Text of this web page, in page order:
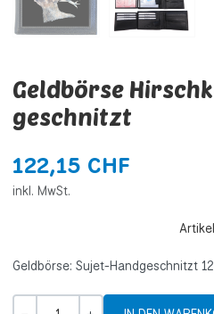
Geldbörse
geschnitzt
122,15 CHF
inkl. MwSt.
Geldbörse: Sujet-Handgeschnitzt